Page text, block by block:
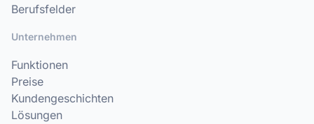
Berufsfelder
Unternehmen
Funktionen
Preise
Kundengeschichten
Lösungen